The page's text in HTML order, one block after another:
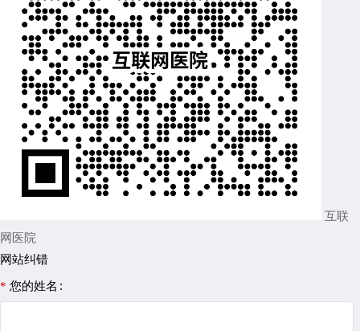
互联
网医院
网站纠错
您的姓名